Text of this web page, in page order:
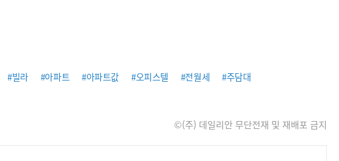
#빌라 #아파트 #아파트값 #오피스텔 #전월세
#주담대
©(주) 데일리안 무단전재 및 재배포 금지